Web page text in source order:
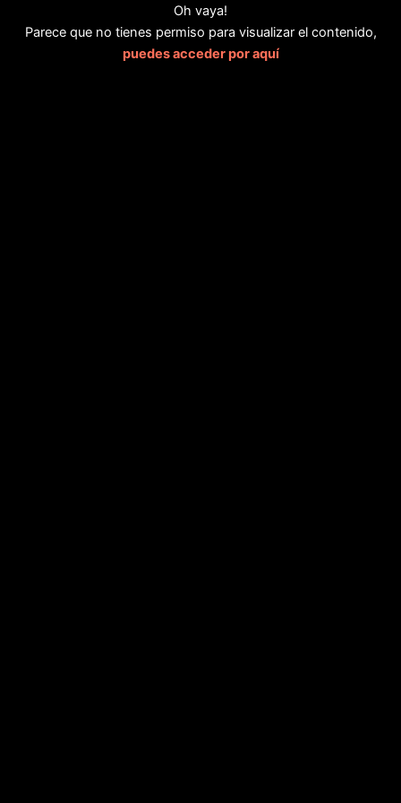
Oh vaya!
Parece que no tienes permiso para visualizar el contenido,
puedes acceder por aquí